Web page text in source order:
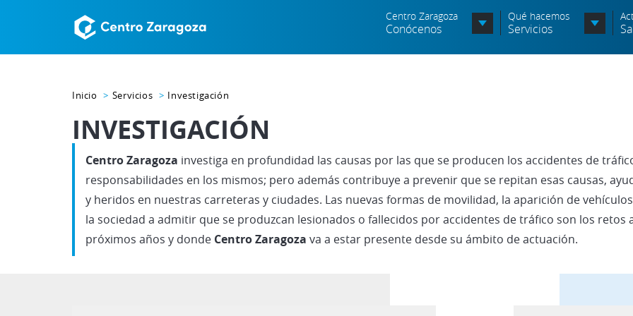
Centro Zaragoza
Conócenos
Política de seguridad de la
información
Política de seguridad vial
Política medioambiental
Qué hacemos
Servicios
Inicio Servicios Investigación
INVESTIGACIÓN
Centro Zaragoza investiga en profundidad las causas por las que se producen los accidentes de
responsabilidades en los mismos; pero además contribuye a prevenir que se repitan esas causas,
y heridos en nuestras carreteras y ciudades. Las nuevas formas de movilidad, la aparición de
la sociedad a admitir que se produzcan lesionados o fallecidos por accidentes de tráfico son los retos
próximos años y donde Centro Zaragoza va a estar presente desde su ámbito de actuación.